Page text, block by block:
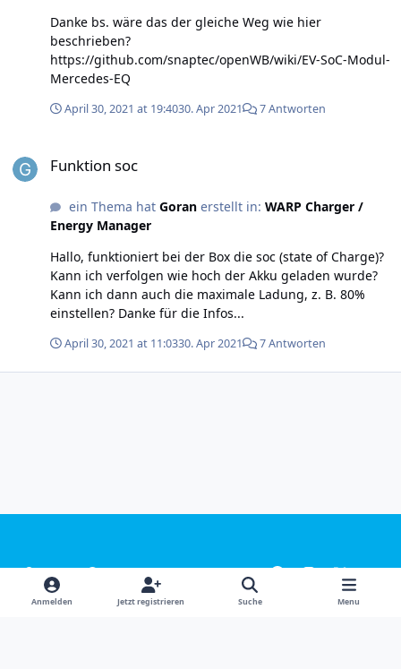
Danke bs. wäre das der gleiche Weg wie hier
beschrieben?
https://github.com/snaptec/openWB/wiki/EV-SoC-Modul-
Mercedes-EQ
April 30, 2021 at 19:4030. Apr 2021 7 Antworten
Funktion soc
ein Thema hat Goranerstellt in: WARP Charger /
Energy Manager
Hallo, funktioniert bei der Box die soc (state of Charge)?
Kann ich verfolgen wie hoch der Akku geladen wurde?
Kann ich dann auch die maximale Ladung, z. B. 80%
einstellen? Danke für die Infos...
April 30, 2021 at 11:0330. Apr 2021 7 Antworten
Light ModeDark ModeSystem Preference
f
c
i
x
y
o
u
Sprachen Design Datenschutzerklärung
Kontakt
Anmelden Jetzt registrieren Suche Menu